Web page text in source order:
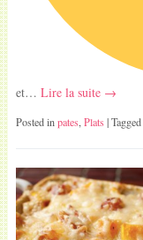
et… Lire la suite →
Posted inpates,Plats | Tagged